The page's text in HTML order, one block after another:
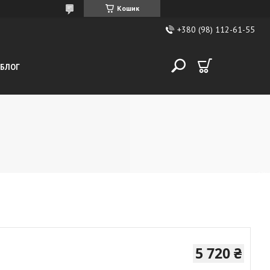
Кошик
+380 (98) 112-61-55
БЛОГ
5 720 ₴